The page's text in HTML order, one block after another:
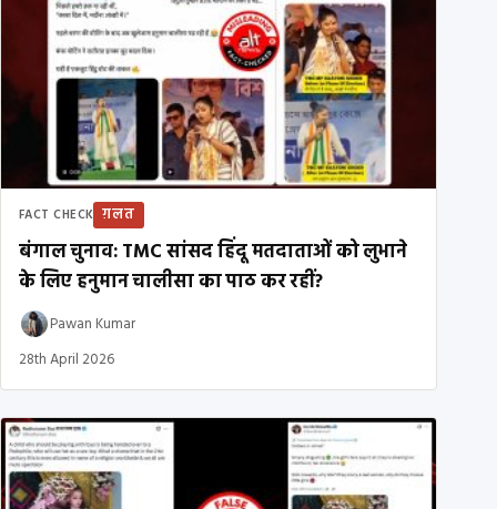
FACT CHECK ग़लत
बंगाल चुनाव: TMC सांसद हिंदू मतदाताओं को लुभाने
के लिए हनुमान चालीसा का पाठ कर रहीं?
Pawan Kumar
28th April 2026